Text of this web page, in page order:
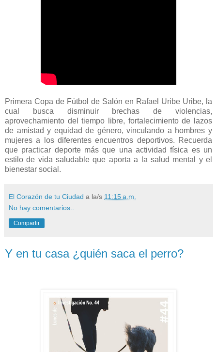
Primera Copa de Fútbol de Salón en Rafael Uribe Uribe, la
cual busca disminuir brechas de violencias,
aprovechamiento del tiempo libre, fortalecimiento de lazos
de amistad y equidad de género, vinculando a hombres y
mujeres a los diferentes encuentros deportivos. Recuerda
que practicar deporte más que una actividad física es un
estilo de vida saludable que aporta a la salud mental y el
bienestar social.
El Corazón de tu Ciudad a la/s 11:15 a.m.
No hay comentarios.:
Compartir
Y en tu casa ¿quién saca el perro?